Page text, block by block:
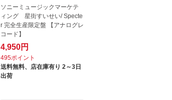
ソニーミュージックマーケテ
ィング 星街すいせい/ Specte
r 完全生産限定盤 【アナログレ
コード】
4,950円
495ポイント
送料無料、
店在庫有り 2～3日
出荷